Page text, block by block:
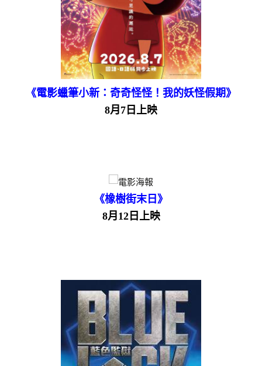
《電影蠟筆小新：奇奇怪怪！我的妖怪假期》
8月7日上映
《橡樹街末日》
8月12日上映